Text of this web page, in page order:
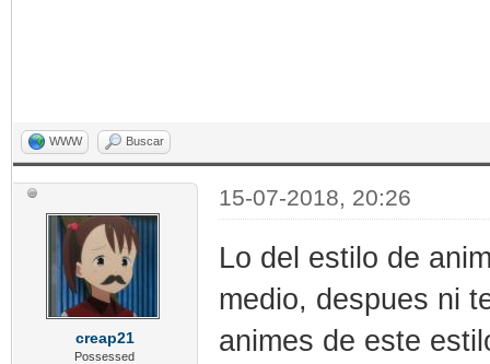
WWW Buscar
creap21
Possessed
15-07-2018, 20:26
Lo del estilo de
medio, despues ni
animes de este